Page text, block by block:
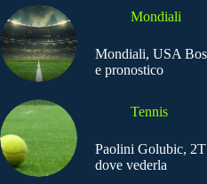
Mondiali
Mondiali, USA
e pronostico
Tennis
Paolini Golubic,
dove vederla